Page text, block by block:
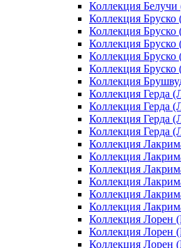
Коллекция
Коллекция
Коллекция
Коллекция
Коллекция
Коллекция
Коллекция
Коллекция Герда
Коллекция Герда
Коллекция Герда
Коллекция Герда
Коллекция
Коллекция
Коллекция
Коллекция
Коллекция
Коллекция
Коллекция
Коллекция Лорен
Коллекция Лорен